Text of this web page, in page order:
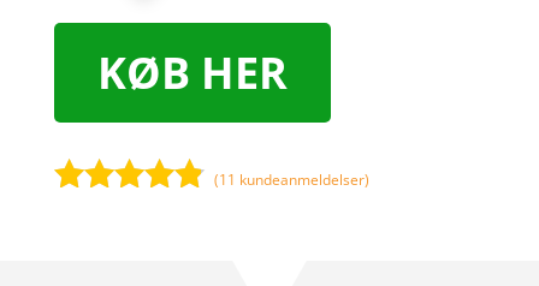
KØB HER
(11 kundeanmeldelser)